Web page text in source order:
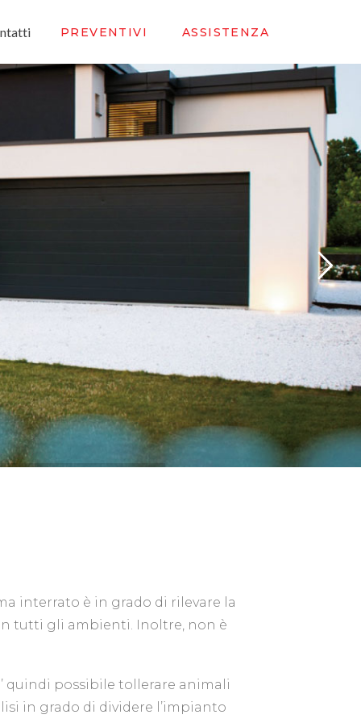
PREVENTIVI ASSISTENZA
interrato è in grado di rilevare la
tutti gli ambienti. Inoltre, non è
quindi possibile tollerare animali
in grado di dividere l’impianto